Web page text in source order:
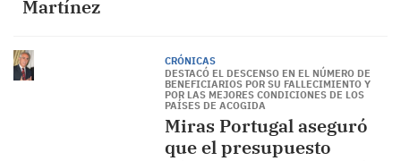
Martínez
CRÓNICAS
DESTACÓ EL DESCENSO EN EL NÚMERO DE
BENEFICIARIOS POR SU FALLECIMIENTO Y
POR LAS MEJORES CONDICIONES DE LOS
PAÍSES DE ACOGIDA
Miras Portugal aseguró
que el presupuesto